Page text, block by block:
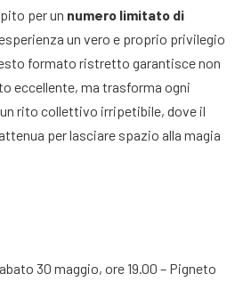
per un numero limitato di
un vero e proprio privilegio
formato ristretto garantisce non
eccellente, ma trasforma ogni
rito collettivo irripetibile, dove il
per lasciare spazio alla magia
30 maggio, ore 19.00 – Pigneto